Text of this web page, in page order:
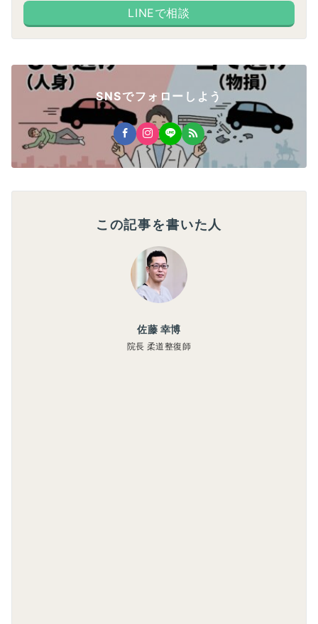
LINEで相談
SNSでフォローしよう
この記事を書いた人
佐藤 幸博
院長 柔道整復師